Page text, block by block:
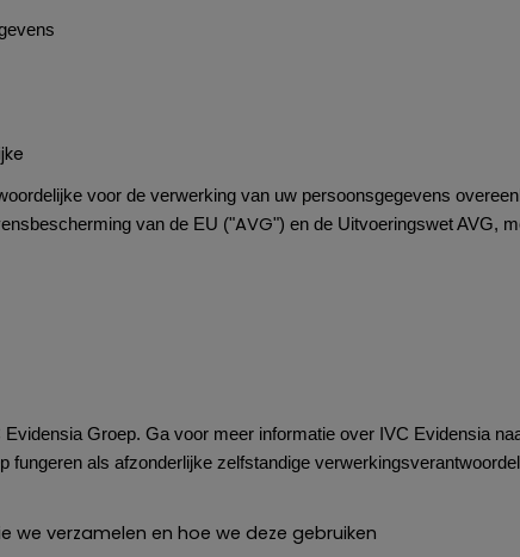
voor de verwerking van uw persoonsgegevens
van de EU ("AVG") en de Uitvoeringswet AVG,
Groep. Ga voor meer informatie over IVC Evidensia
fungeren als afzonderlijke zelfstandige
we verzamelen en hoe we deze gebruiken